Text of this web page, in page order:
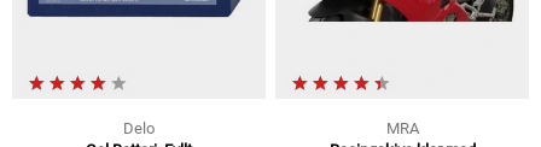
Delo
MRA